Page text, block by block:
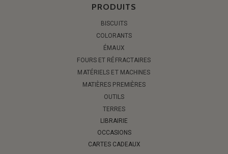
PRODUITS
BISCUITS
COLORANTS
ÉMAUX
FOURS ET RÉFRACTAIRES
MATÉRIELS ET MACHINES
MATIÈRES PREMIÈRES
OUTILS
TERRES
LIBRAIRIE
OCCASIONS
CARTES CADEAUX